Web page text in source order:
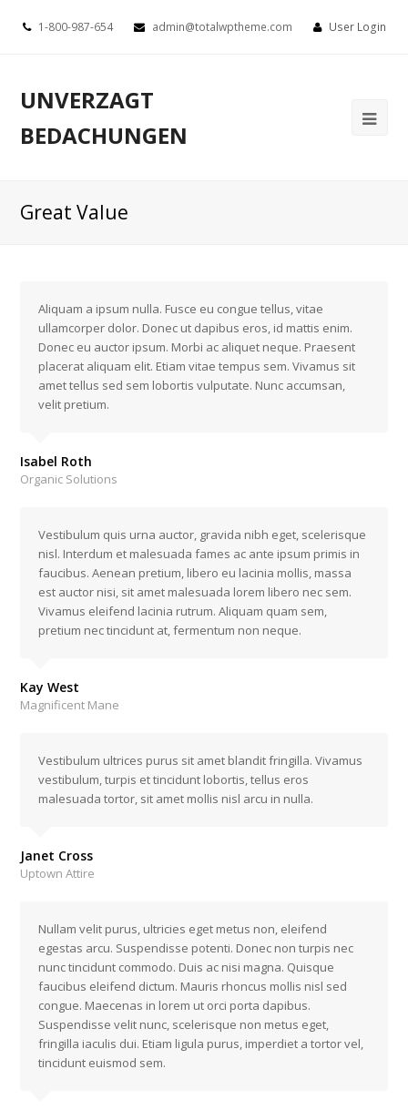
1-800-987-654 admin@totalwptheme.com User Login
UNVERZAGT
BEDACHUNGEN
Great Value
Aliquam a ipsum nulla. Fusce eu congue tellus, vitae
ullamcorper dolor. Donec ut dapibus eros, id mattis enim.
Donec eu auctor ipsum. Morbi ac aliquet neque. Praesent
placerat aliquam elit. Etiam vitae tempus sem. Vivamus sit
amet tellus sed sem lobortis vulputate. Nunc accumsan,
velit pretium.
Isabel Roth
Organic Solutions
Vestibulum quis urna auctor, gravida nibh eget, scelerisque
nisl. Interdum et malesuada fames ac ante ipsum primis in
faucibus. Aenean pretium, libero eu lacinia mollis, massa
est auctor nisi, sit amet malesuada lorem libero nec sem.
Vivamus eleifend lacinia rutrum. Aliquam quam sem,
pretium nec tincidunt at, fermentum non neque.
Kay West
Magnificent Mane
Vestibulum ultrices purus sit amet blandit fringilla. Vivamus
vestibulum, turpis et tincidunt lobortis, tellus eros
malesuada tortor, sit amet mollis nisl arcu in nulla.
Janet Cross
Uptown Attire
Nullam velit purus, ultricies eget metus non, eleifend
egestas arcu. Suspendisse potenti. Donec non turpis nec
nunc tincidunt commodo. Duis ac nisi magna. Quisque
faucibus eleifend dictum. Mauris rhoncus mollis nisl sed
congue. Maecenas in lorem ut orci porta dapibus.
Suspendisse velit nunc, scelerisque non metus eget,
fringilla iaculis dui. Etiam ligula purus, imperdiet a tortor vel,
tincidunt euismod sem.